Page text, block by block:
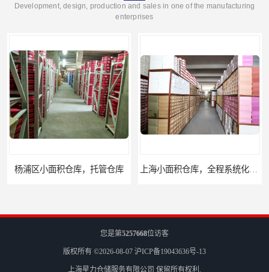
Development, design, production and sales in one of the manufacturing
enterprises
上海小面积仓库，全程系统化管理
您是第5257668位访客
版权所有 ©2026-08-07 沪ICP备19043636号-13
上海星力仓储服务有限公司 保留所有权利.